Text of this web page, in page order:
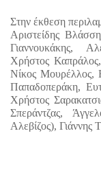
Στην έκθεση
Αριστείδης
Γιαννουκάκης,
Χρήστος
Νίκος Μουρέλλος,
Παπαδοπεράκη,
Χρήστος
Σπεράντζας,
Αλεβίζος),